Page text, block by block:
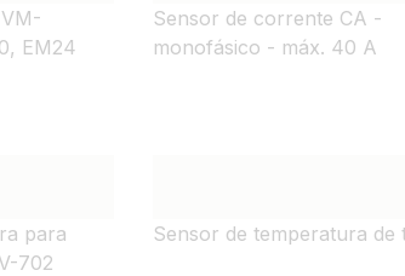
EM24
Sensor de corrente CA -
monofásico - máx. 40 A
para
702
Sensor de temperatura de